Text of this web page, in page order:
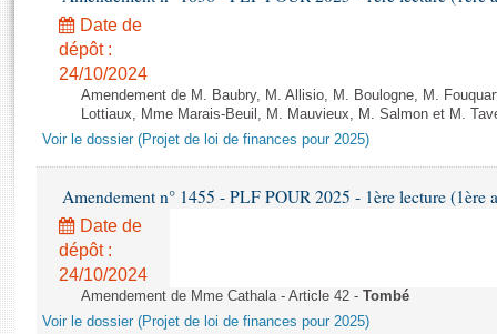
Amendements
Textes adoptés
Rapports d'information
Rapports d'enquête
Rapports législatifs
Rapports sur l'application des lois
Baromètre de l’application des lois
Dossiers législatifs
Budget et sécurité sociale
Histoire
Juniors
Anciennes législatures
Liens vers les sites publics
Photos libres de droit
Date de
dépôt :
24/10/2024
Amendement de M. Baubry, M. Allisio, M. Boulogne, M.
Lottiaux, Mme Marais-Beuil, M. Mauvieux, M. Salmon et M.
Voir le dossier (Projet de loi de finances pour 2025)
Amendement n° 1455 - PLF POUR 2025 - 1ère lecture (1ère
Date de
dépôt :
24/10/2024
Amendement de Mme Cathala - Article 42 - Tombé
Voir le dossier (Projet de loi de finances pour 2025)